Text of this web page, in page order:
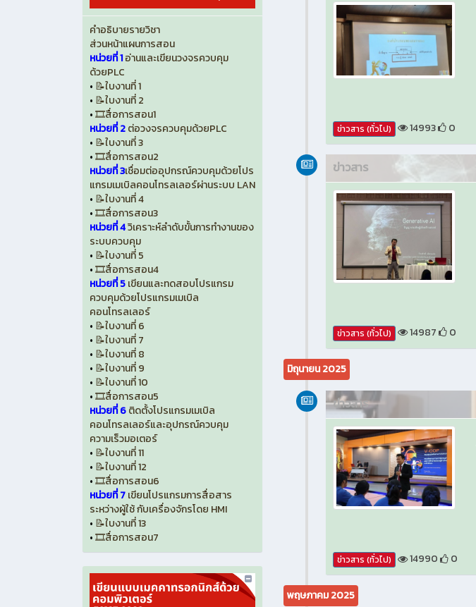
คำอธิบายรายวิชา
ส่วนหน้าแผนการสอน
หน่วยที่ 1อ่านและเขียนวงจรควบคุม
ด้วยPLC
• 📝ใบงานที่ 1
• 📝ใบงานที่ 2
•🎞️สื่อการสอน1
หน่วยที่ 2ต่อวงจรควบคุมด้วยPLC
• 📝ใบงานที่ 3
•🎞️สื่อการสอน2
หน่วยที่ 3เชื่อมต่ออุปกรณ์ควบคุมด้วยโปร
แกรมเมเบิลคอนโทรลเลอร์ผ่านระบบ LAN
• 📝ใบงานที่ 4
•🎞️สื่อการสอน3
หน่วยที่ 4วิเคราะห์ลำดับขั้นการทำงานของ
ระบบควบคุม
• 📝ใบงานที่ 5
•🎞️สื่อการสอน4
หน่วยที่ 5เขียนและทดสอบโปรแกรม
ควบคุมด้วยโปรแกรมเมเบิล
คอนโทรลเลอร์
• 📝ใบงานที่ 6
• 📝ใบงานที่ 7
• 📝ใบงานที่ 8
• 📝ใบงานที่ 9
• 📝ใบงานที่ 10
•🎞️สื่อการสอน5
หน่วยที่ 6ติดตั้งโปรแกรมเมเบิล
คอนโทรลเลอร์และอุปกรณ์ควบคุม
ความเร็วมอเตอร์
• 📝ใบงานที่ 11
• 📝ใบงานที่ 12
•🎞️สื่อการสอน6
หน่วยที่ 7เขียนโปรแกรมการสื่อสาร
ระหว่างผู้ใช้ กับเครื่องจักรโดย HMI
• 📝ใบงานที่ 13
•🎞️สื่อการสอน7
ข่าวสาร (ทั่วไป) 14993 0
ข่าวสาร
ข่าวสาร (ทั่วไป) 14987 0
มิถุนายน 2025
ข่าวสาร
ข่าวสาร (ทั่วไป) 14990 0
พฤษภาคม 2025